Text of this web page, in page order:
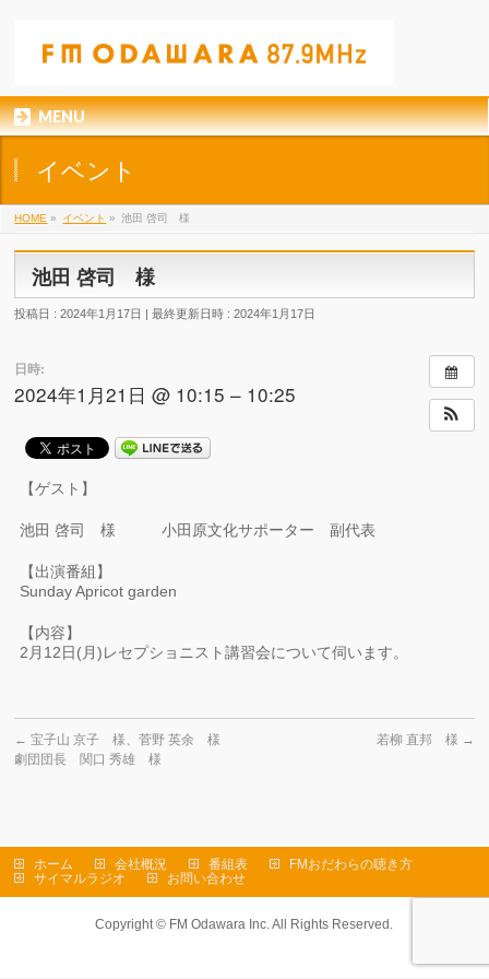
MENU
イベント
HOME » イベント » 池田 啓司 様
池田 啓司 様
投稿日 : 2024年1月17日 最終更新日時 : 2024年1月17日
日時:
2024年1月21日 @ 10:15 – 10:25
【ゲスト】
池田 啓司 様 小田原文化サポーター 副代表
【出演番組】
Sunday Apricot garden
【内容】
2月12日(月)レセプショニスト講習会について伺います。
← 宝子山 京子 様、菅野 英余 様
劇団団長 関口 秀雄 様
若柳 直邦 様 →
ホーム 会社概況 番組表
FMおだわらの聴き方
サイマルラジオ
お問い合わせ
Copyright © FM Odawara Inc. All Rights Reserved.